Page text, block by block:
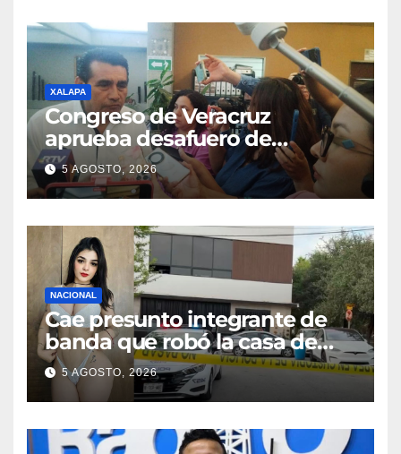
XALAPA
Congreso de Veracruz
aprueba desafuero de
alcaldes de Ixhuatlán del
Sureste y Úrsulo Galván
5 AGOSTO, 2026
NACIONAL
Cae presunto integrante de
banda que robó la casa de
Karely Ruiz
5 AGOSTO, 2026